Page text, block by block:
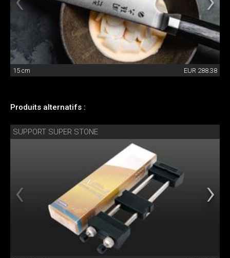
15 cm EUR 288.38
Produits alternatifs :
SUPPORT SUPER STONE